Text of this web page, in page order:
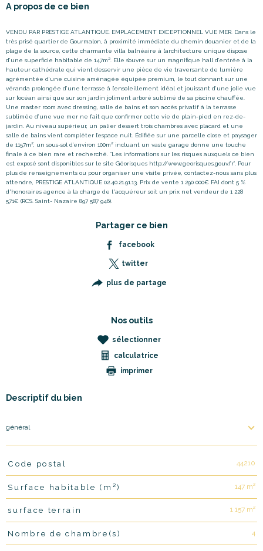
A propos de ce bien
VENDU PAR PRESTIGE ATLANTIQUE. EMPLACEMENT EXCEPTIONNEL VUE MER. Dans le
très prisé quartier de Gourmalon, à proximité immédiate du chemin douanier et de la
plage de la source, cette charmante villa balnéaire à l’architecture unique dispose
d’une superficie habitable de 147m². Elle s’ouvre sur un magnifique hall d’entrée à la
hauteur cathédrale qui vient desservir une pièce de vie traversante de lumière
agrémentée d’une cuisine aménagée équipée premium, le tout donnant sur une
véranda prolongée d’une terrasse à l’ensoleillement idéal et jouissant d’une jolie vue
sur l’océan ainsi que sur son jardin joliment arboré sublimé de sa piscine chauffée.
Une master room avec dressing, salle de bains et son accès privatif à la terrasse
sublimée d’une vue mer ne fait que confirmer cette vie de plain-pied en rez-de-
jardin. Au niveau supérieur, un palier dessert trois chambres avec placard et une
salle de bains vient complèter l’espace nuit. Édifiée sur une parcelle close et paysager
de 1157m², un sous-sol d’environ 100m² incluant un vaste garage donne une touche
finale à ce bien rare et recherché. “Les informations sur les risques auxquels ce bien
est exposé sont disponibles sur le site Géorisques http://www.georisques.gouv.fr”. Pour
plus de renseignements ou pour organiser une visite privée, contactez-nous sans plus
attendre, PRESTIGE ATLANTIQUE 02.40.21.91.13. Prix de vente 1 290 000€ FAI dont 5 %
d'honoraires agence à la charge de l'acquéreur soit un prix net vendeur de 1 228
Partager ce bien
facebook
twitter
plus de partage
Nos outils
sélectionner
calculatrice
imprimer
Descriptif du bien
général
TRAD_PAMPERO_Caracteristique
Code postal 44210
Surface habitable (m²) 147 m²
surface terrain 1 157 m²
Nombre de chambre(s) 4